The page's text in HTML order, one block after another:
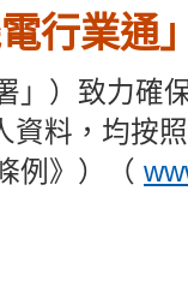
行業通
」） 致力確
資料，均按
例》）（